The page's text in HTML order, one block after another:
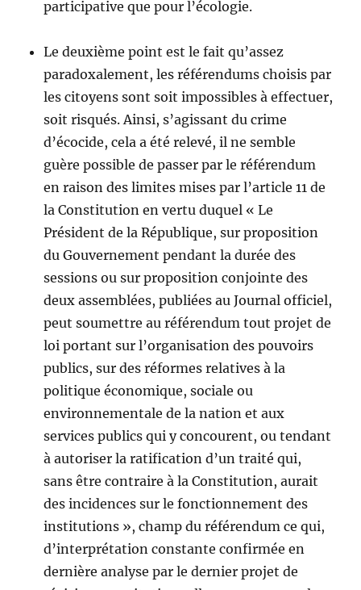
participative que pour l’écologie.
Le deuxième point est le fait qu’assez
paradoxalement, les référendums choisis par
les citoyens sont soit impossibles à effectuer,
soit risqués. Ainsi, s’agissant du crime
d’écocide, cela a été relevé, il ne semble
guère possible de passer par le référendum
en raison des limites mises par l’article 11 de
la Constitution en vertu duquel « Le
Président de la République, sur proposition
du Gouvernement pendant la durée des
sessions ou sur proposition conjointe des
deux assemblées, publiées au Journal officiel,
peut soumettre au référendum tout projet de
loi portant sur l’organisation des pouvoirs
publics, sur des réformes relatives à la
politique économique, sociale ou
environnementale de la nation et aux
services publics qui y concourent, ou tendant
à autoriser la ratification d’un traité qui,
sans être contraire à la Constitution, aurait
des incidences sur le fonctionnement des
institutions », champ du référendum ce qui,
d’interprétation constante confirmée en
dernière analyse par le dernier projet de